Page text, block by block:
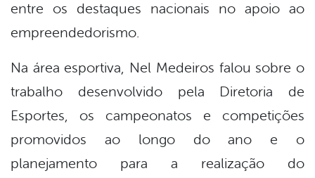
entre os destaques nacionais no apoio ao
empreendedorismo.
Na área esportiva, Nel Medeiros falou sobre o
trabalho desenvolvido pela Diretoria de
Esportes, os campeonatos e competições
promovidos ao longo do ano e o
planejamento para a realização do